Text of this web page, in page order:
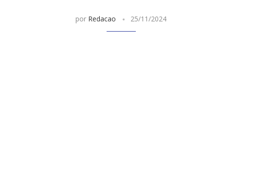
por Redacao 25/11/2024